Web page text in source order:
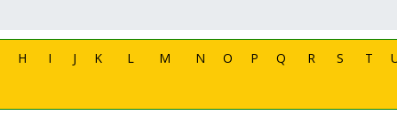
H I J K L M N O P Q R S T